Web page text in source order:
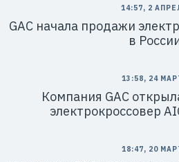
14:57, 2
GAC начала продажи
в
13:58, 24
Компания GAC
электрокроссовер
18:47, 20